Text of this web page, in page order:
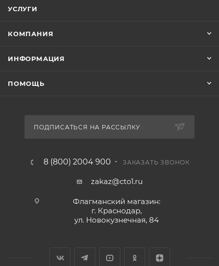
УСЛУГИ
КОМПАНИЯ
ИНФОРМАЦИЯ
ПОМОЩЬ
ПОДПИСАТЬСЯ НА РАССЫЛКУ
8 (800) 2004 900 ЗАКАЗАТЬ ЗВОНОК
zakaz@cto1.ru
Флагманский магазин:
г. Краснодар,
ул. Новокузнечная, 84